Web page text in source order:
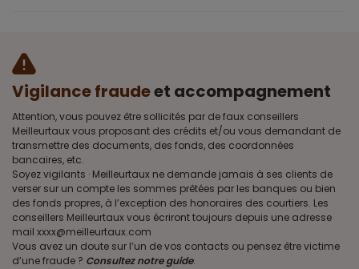
Vigilance fraudeet accompagnement
Attention, vous pouvez être sollicités par de faux conseillers
Meilleurtaux vous proposant des crédits et/ou vous demandant de
transmettre des documents, des fonds, des coordonnées
bancaires, etc.
Soyez vigilants · Meilleurtaux ne demande jamais à ses clients de
verser sur un compte les sommes prêtées par les banques ou bien
des fonds propres, à l’exception des honoraires des courtiers. Les
conseillers Meilleurtaux vous écriront toujours depuis une adresse
mail xxxx@meilleurtaux.com
Vous avez un doute sur l’un de vos contacts ou pensez être victime
d’une fraude ? Consultez notre guide.